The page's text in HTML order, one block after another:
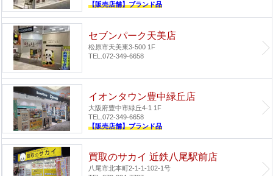
【販売店舗】ブランド品
セブンパーク天美店
松原市天美東3-500 1F
TEL.072-349-6658
イオンタウン豊中緑丘店
大阪府豊中市緑丘4-1 1F
TEL.072-349-6658
【販売店舗】ブランド品
買取のサカイ 近鉄八尾駅前店
八尾市北本町2-1-1-102-1号